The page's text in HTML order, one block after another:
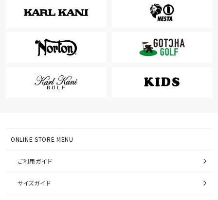
ONLINE STORE MENU
ご利用ガイド
サイズガイド